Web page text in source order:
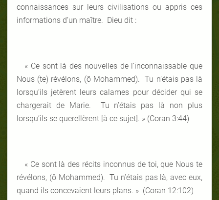
connaissances sur leurs civilisations ou appris ces
informations d’un maître. Dieu dit :
« Ce sont là des nouvelles de l’inconnaissable que
Nous (te) révélons, (ô Mohammed). Tu n’étais pas là
lorsqu’ils jetèrent leurs calames pour décider qui se
chargerait de Marie. Tu n’étais pas là non plus
lorsqu’ils se querellèrent [à ce sujet]. » (Coran 3:44)
« Ce sont là des récits inconnus de toi, que Nous te
révélons, (ô Mohammed). Tu n’étais pas là, avec eux,
quand ils concevaient leurs plans. » (Coran 12:102)